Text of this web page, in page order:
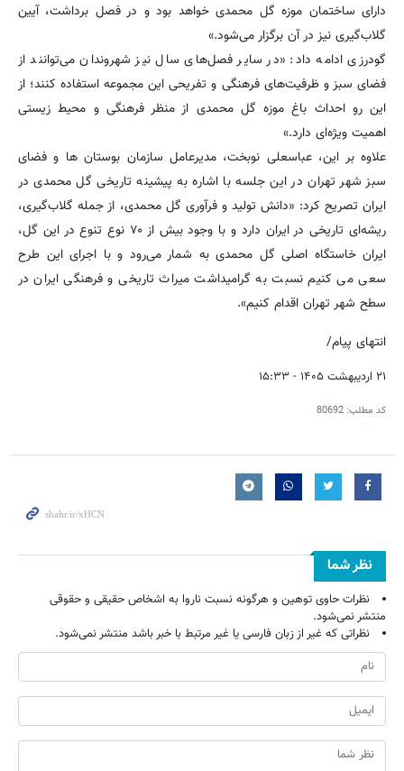
دارای ساختمان موزه گل محمدی خواهد بود و در فصل برداشت، آیین
گلاب‌گیری نیز در آن برگزار می‌شود.»
گودرزی ادامه داد: «در سایر فصل‌های سال نیز شهروندان می‌توانند از
فضای سبز و ظرفیت‌های فرهنگی و تفریحی این مجموعه استفاده کنند؛ از
این رو احداث باغ ‌موزه گل محمدی از منظر فرهنگی و محیط ‌زیستی
اهمیت ویژه‌ای دارد.»
علاوه بر این، عباسعلی نوبخت، مدیرعامل سازمان بوستان ها و فضای
سبز شهر تهران در این جلسه با اشاره به پیشینه تاریخی گل محمدی در
ایران تصریح کرد: «دانش تولید و فرآوری گل محمدی، از جمله گلاب‌گیری،
ریشه‌ای تاریخی در ایران دارد و با وجود بیش از ۷۰ نوع تنوع در این گل،
ایران خاستگاه اصلی گل محمدی به شمار می‌رود و با اجرای این طرح
سعی می کنیم نسبت به گرامیداشت میراث تاریخی و فرهنگی ایران در
سطح شهر تهران اقدام کنیم».
انتهای پیام/
۲۱ اردیبهشت ۱۴۰۵ - ۱۵:۳۳
کد مطلب: 80692
نظر شما
نظرات حاوی توهین و هرگونه نسبت ناروا به اشخاص حقیقی و حقوقی
منتشر نمی‌شود.
نظراتی که غیر از زبان فارسی یا غیر مرتبط با خبر باشد منتشر نمی‌شود.